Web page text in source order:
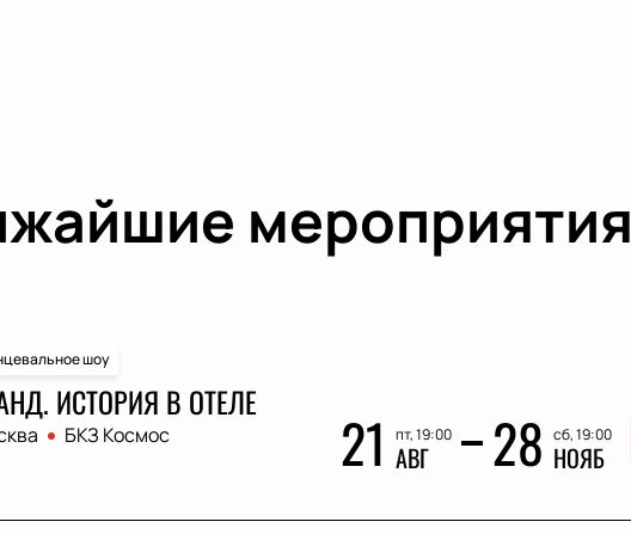
мероприятия
шоу
ИСТОРИЯ В ОТЕЛЕ
БКЗ Космос 21 пт, 19:00
АВГ 28 сб, 19:00
НОЯБ